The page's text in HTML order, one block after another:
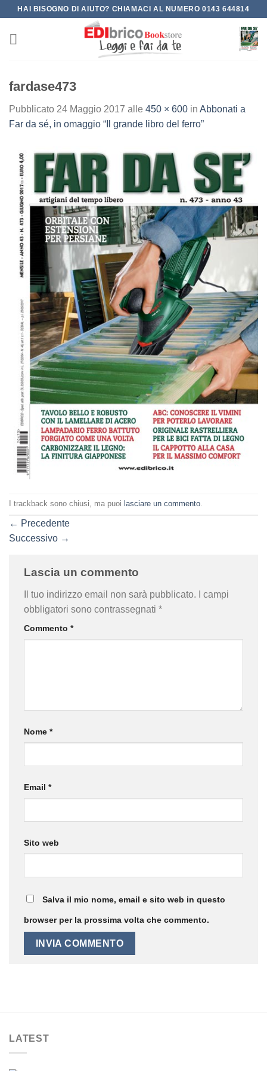
Salta
contenuti
HAI BISOGNO DI AIUTO? CHIAMACI AL NUMERO 0143 644814
fardase473
Pubblicato 24 Maggio 2017 alle 450 × 600 in Abbonati a
Far da sé, in omaggio “Il grande libro del ferro”
I trackback sono chiusi, ma puoi lasciare un commento
← Precedente
Successivo →
Lascia un commento
Il tuo indirizzo email non sarà pubblicato.
I campi
obbligatori sono contrassegnati *
Commento *
Nome *
Email *
Sito web
Salva il mio nome, email e sito web in questo
browser per la prossima volta che commento.
LATEST